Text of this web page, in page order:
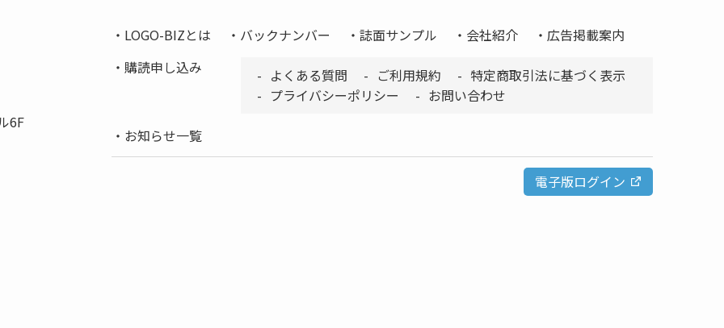
6F
LOGO-BIZとは バックナンバー 誌面サンプル 会社紹介
広告掲載案内
購読申し込み
よくある質問 ご利用規約
特定商取引法に基づく表示
プライバシーポリシー
お問い合わせ
お知らせ一覧
電子版ログイン